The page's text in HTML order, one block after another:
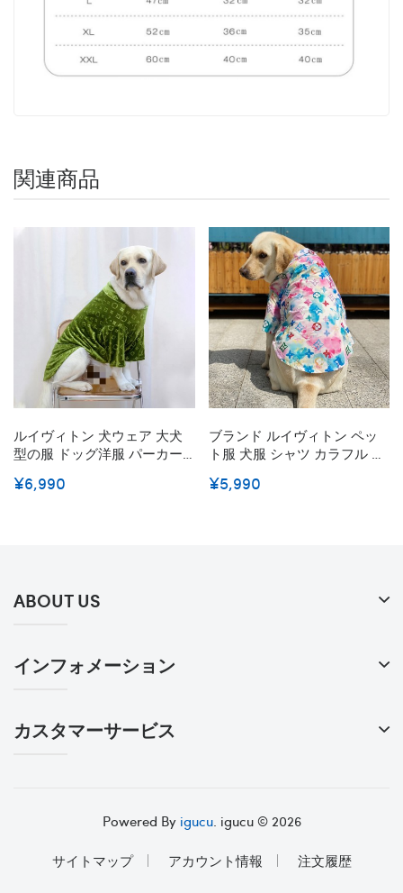
関連商品
ルイヴィトン 犬ウェア 大犬
型の服 ドッグ洋服 パーカー
ツ 肌触り良い モノグラム柄
¥6,990
ブランド ルイヴィトン ペッ
ト服 犬服 シャツ カラフル 捺
ェア モノグラム 高品質シャ
¥5,990
ABOUT US
インフォメーション
カスタマーサービス
Powered By igucu. igucu © 2026
サイトマップ
アカウント情報 注文履歴